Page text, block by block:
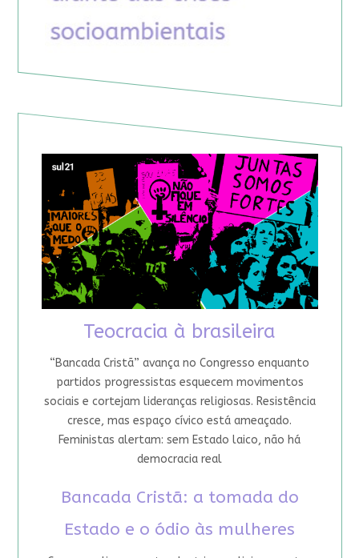
Teocracia à brasileira
“Bancada Cristã” avança no Congresso enquanto
partidos progressistas esquecem movimentos
sociais e cortejam lideranças religiosas. Resistência
cresce, mas espaço cívico está ameaçado.
Feministas alertam: sem Estado laico, não há
democracia real
Bancada Cristã: a tomada do
Estado e o ódio às mulheres